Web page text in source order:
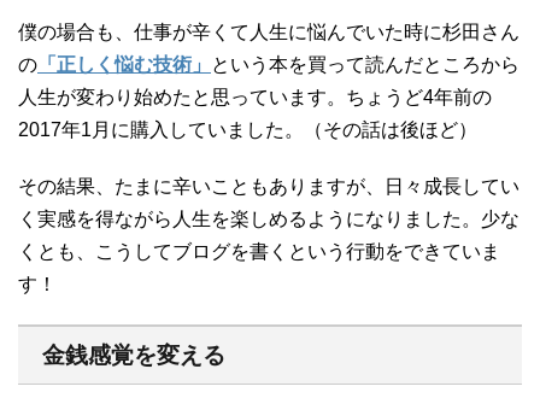
僕の場合も、仕事が辛くて人生に悩んでいた時に杉田さん
の 「正しく悩む技術」
という本を買って読んだところから
人生が変わり始めたと思っています。ちょうど4年前の
2017年1月に購入していました。（その話は後ほど）
その結果、たまに辛いこともありますが、日々成長してい
く実感を得ながら人生を楽しめるようになりました。少な
くとも、こうしてブログを書くという行動をできていま
す！
金銭感覚を変える